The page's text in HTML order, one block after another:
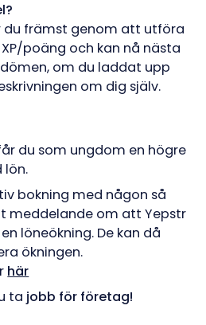
du främst genom att utföra
poäng och kan nå nästa
om du laddat upp
om dig själv.
du som ungdom en högre
lön.
bokning med någon så
meddelande om att Yepstr
löneökning. De kan då
ökningen.
här
ta jobb för företag!